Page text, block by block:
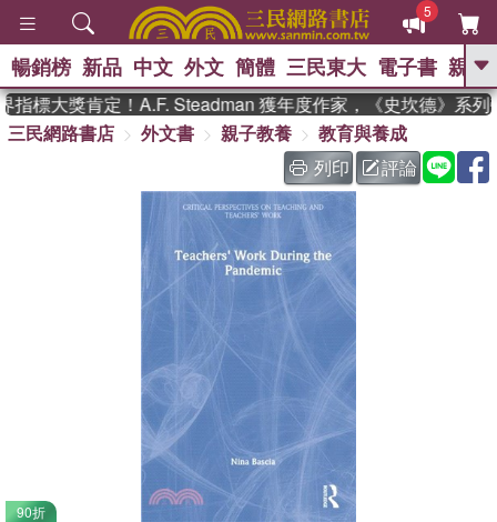
5
GO
熱搜： 東野圭吾 、 The Odyssey
、 如果歷史是一群喵 、 暑期
國際布克獎 臺灣漫遊錄 、 方
念華 、 台灣的李登輝時代
孩：黎曼猜想 、 偉大的迷走神經
暢銷榜 新品 中文 外文 簡體 三民東大 電子書 親子
標大獎肯定！A.F. Steadman 獲年度作家，《史坎德》系列
三民網路書店
外文書 親子教養
教育與養成
列印
評論
90折